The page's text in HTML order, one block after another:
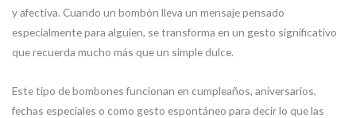
y afectiva. Cuando un bombón lleva un mensaje pensado
especialmente para alguien, se transforma en un gesto significativo
que recuerda mucho más que un simple dulce.
Este tipo de bombones funcionan en cumpleaños, aniversarios,
fechas especiales o como gesto espontáneo para decir lo que las